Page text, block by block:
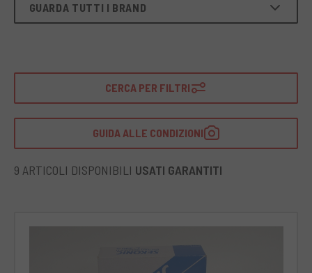
GUARDA TUTTI I BRAND
CERCA PER FILTRI
GUIDA ALLE CONDIZIONI
9 ARTICOLI DISPONIBILI USATI GARANTITI